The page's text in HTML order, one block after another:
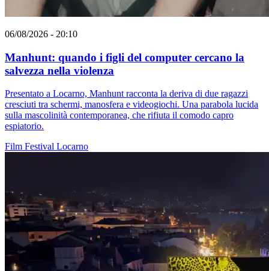
06/08/2026 - 20:10
Manhunt: quando i figli del computer cercano la
salvezza nella violenza
Presentato a Locarno, Manhunt racconta la deriva di due ragazzi
cresciuti tra schermi, manosfera e videogiochi. Una parabola lucida
sulla mascolinità contemporanea, che rifiuta il comodo capro
espiatorio.
Film Festival Locarno